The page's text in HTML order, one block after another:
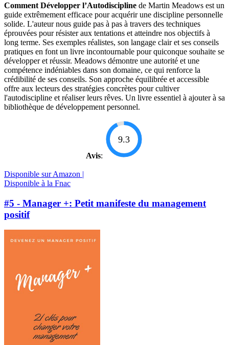
Comment Développer l’Autodiscipline de Martin Meadows est un
guide extrêmement efficace pour acquérir une discipline personnelle
solide. L'auteur nous guide pas à pas à travers des techniques
éprouvées pour résister aux tentations et atteindre nos objectifs à
long terme. Ses exemples réalistes, son langage clair et ses conseils
pratiques en font un livre incontournable pour quiconque souhaite se
développer et réussir. Meadows démontre une autorité et une
compétence indéniables dans son domaine, ce qui renforce la
crédibilité de ses conseils. Son approche équilibrée et accessible
offre aux lecteurs des stratégies concrètes pour cultiver
l'autodiscipline et réaliser leurs rêves. Un livre essentiel à ajouter à sa
bibliothèque de développement personnel.
Avis:
9.3
Disponible sur Amazon |
Disponible à la Fnac
#5 - Manager +: Petit manifeste du management
positif